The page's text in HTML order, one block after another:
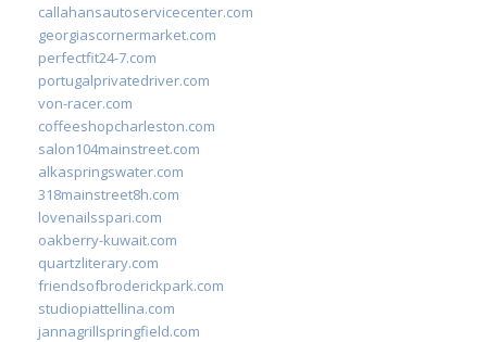
callahansautoservicecenter.com
georgiascornermarket.com
perfectfit24-7.com
portugalprivatedriver.com
von-racer.com
coffeeshopcharleston.com
salon104mainstreet.com
alkaspringswater.com
318mainstreet8h.com
lovenailsspari.com
oakberry-kuwait.com
quartzliterary.com
friendsofbroderickpark.com
studiopiattellina.com
jannagrillspringfield.com